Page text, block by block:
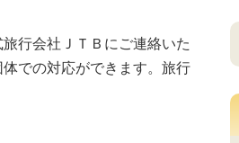
行会社ＪＴＢにご連絡いた
での対応ができます。旅行